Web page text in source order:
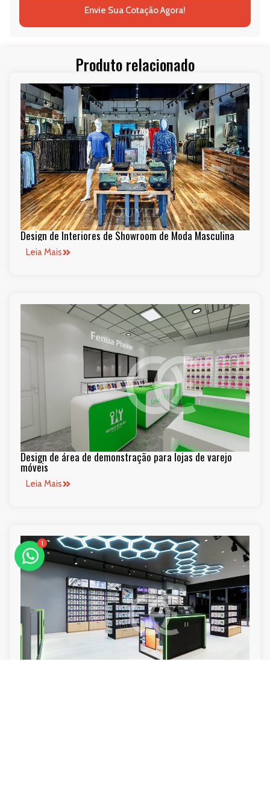
Envie Sua Cotação Agora!
Produto relacionado
Design de Interiores de Showroom de Moda Masculina
Leia Mais
Design de área de demonstração para lojas de varejo
móveis
Leia Mais
1